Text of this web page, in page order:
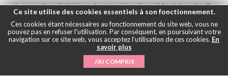
nationaux ultra répété pour toute catégorie sociale et tranche d’age
en continu.
Il a violé des centaines de femmes mais tout va bien. Il faut se
remettre le personnage en question…
C’est avec son humanité reconnue qu’il a atteint sa fortune (un des
hommes les plus riches du monde).
La Thailande n’est pas le théatre du traffic d’être humain pour rien…
Ce site utilise des cookies essentiels à son fonctionnement.
Ces cookies étant nécessaires au fonctionnement du site web, vous ne
pouvez pas en refuser l'utilisation. Par conséquent, en poursuivant votre
navigation sur ce site web, vous acceptez l'utilisation de ces cookies. En
savoir plus
J'AI COMPRIS